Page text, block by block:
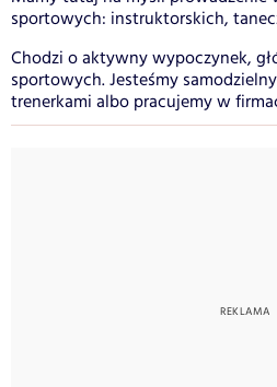
sportowych: instruktorskich,
Chodzi o aktywny wypoczynek,
sportowych. Jesteśmy
trenerkami albo pracujemy w